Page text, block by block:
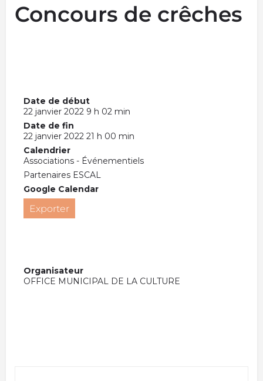
Concours de crêches
Date de début
22 janvier 2022 9 h 02 min
Date de fin
22 janvier 2022 21 h 00 min
Calendrier
Associations - Événementiels
Partenaires ESCAL
Google Calendar
Exporter
Organisateur
OFFICE MUNICIPAL DE LA CULTURE